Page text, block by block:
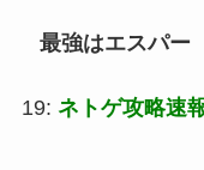
最強はエスパー
19: ネトゲ攻略速